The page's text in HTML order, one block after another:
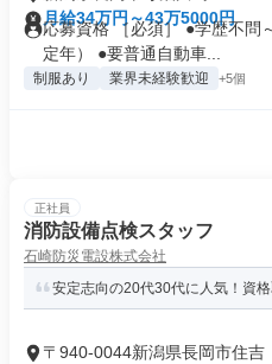
月給34万円～43万5000円
応募資格 ［必須］ ●学歴不問
定年） ●要普通自動車...
制服あり 業界未経験歓迎 +5個
正社員
消防設備点検スタッフ
石崎防災電設株式会社
安定志向の20代30代に人気！資
〒940-0044新潟県長岡市住吉